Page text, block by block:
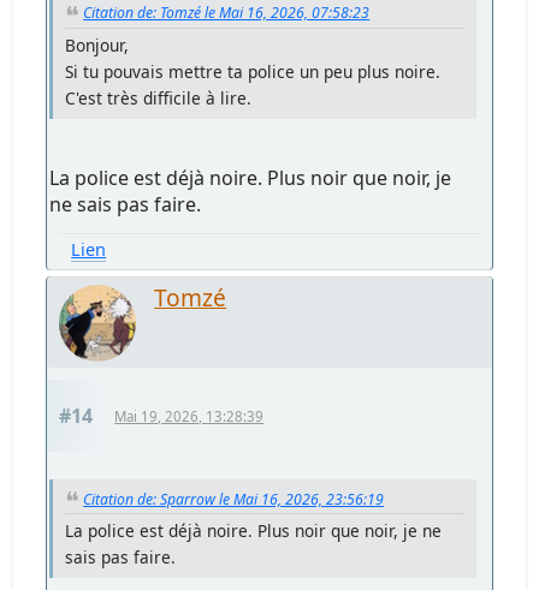
Citation de: Tomzé le Mai 16, 2026, 07:58:23
Bonjour,
Si tu pouvais mettre ta police un peu plus noire.
C'est très difficile à lire.
La police est déjà noire. Plus noir que noir, je
ne sais pas faire.
Lien
Tomzé
#14 Mai 19, 2026, 13:28:39
Citation de: Sparrow le Mai 16, 2026, 23:56:19
La police est déjà noire. Plus noir que noir, je ne
sais pas faire.